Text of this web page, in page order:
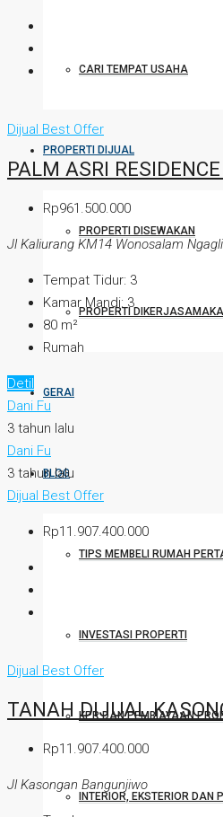
CARI TEMPAT USAHA
PROPERTI DIJUAL
PROPERTI DISEWAKAN
PROPERTI
GERAI
BLOG
TIPS MEMBELI RUMAH
INVESTASI PROPERTI
KPR DAN PEMBIAYAAN
INTERIOR, EKSTERIOR DAN
Dijual Best Offer
PALM ASRI
Rp961.500.000
Jl Kaliurang KM14 Wonosalam
Tempat Tidur: 3
Kamar Mandi: 3
80 m²
Rumah
Detil
Dani Fu
3 tahun lalu
Dani Fu
3 tahun lalu
Dijual Best Offer
Rp11.907.400.000
Dijual Best Offer
TANAH DIJUAL
Rp11.907.400.000
Jl Kasongan Bangunjiwo